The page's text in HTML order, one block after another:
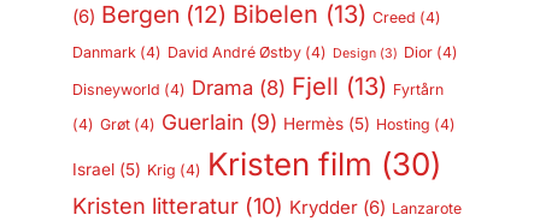
(6) Bergen (12) Bibelen (13) Creed (4)
Danmark(4) David André Østby(4) Design(3) Dior(4)
Disneyworld (4) Drama (8) Fjell (13) Fyrtårn
(4) Grøt(4) Guerlain (9) Hermès(5) Hosting (4)
Israel(5) Krig (4) Kristen film (30)
Kristen litteratur(10) Krydder(6) Lanzarote